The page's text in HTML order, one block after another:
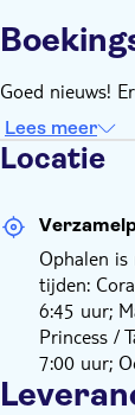
Goed nieuws!
Lees meer
Locatie
Ophalen
tijden:
6:45 uur;
Princess /
7:00 uur;